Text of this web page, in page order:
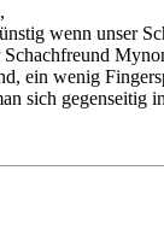
wenn unser
Schachfreund
ein wenig
sich gegenseitig